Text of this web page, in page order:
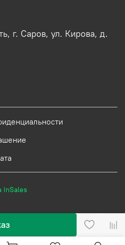
г. Саров, ул. Кирова, д.
InSales